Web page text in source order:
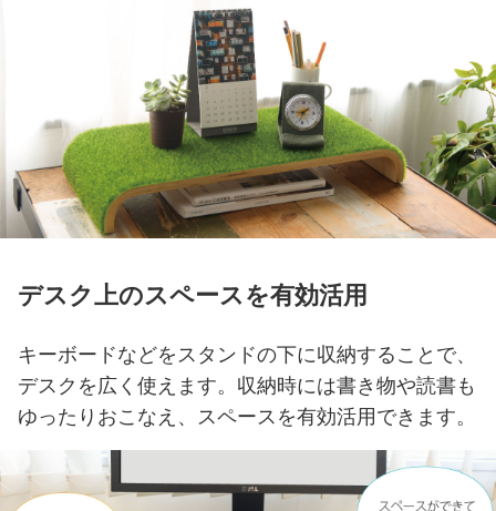
デスク上のスペースを有効活用
キーボードなどをスタンドの下に収納することで、
デスクを広く使えます。 収納時には書き物や読書も
ゆったりおこなえ、スペースを有効活用できます。